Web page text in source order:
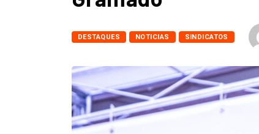
DESTAQUES NOTICIAS SINDICATOS